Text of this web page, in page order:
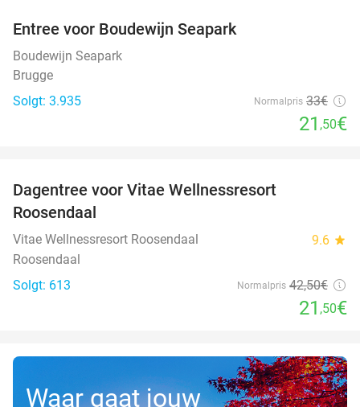
Entree voor Boudewijn Seapark
Boudewijn Seapark
Brugge
Solgt: 3.935
Normalpris 33€
21 ,50€
Dagentree voor Vitae Wellnessresort
Roosendaal
Vitae Wellnessresort Roosendaal 9.6 star
Roosendaal
Solgt: 613
Normalpris 42,50€
21 ,50€
Waar gaat jouw